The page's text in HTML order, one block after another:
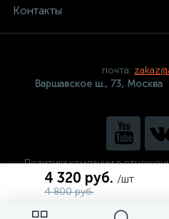
4 320 руб. /шт
4 800 руб.
Контакты
почта:
Варшавское ш., 73, Москва
Политика компании в